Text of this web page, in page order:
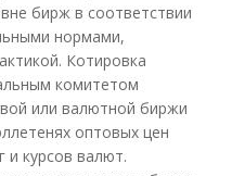
бирж в соответствии
нормами,
Котировка
комитетом
или валютной биржи
оптовых цен
и курсов валют.